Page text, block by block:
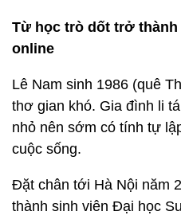
Từ học trò dốt trở thành
online
Lê Nam sinh 1986 (quê
thơ gian khó. Gia đình li
nhỏ nên sớm có tính tự
cuộc sống.
Đặt chân tới Hà Nội năm
thành sinh viên Đại học